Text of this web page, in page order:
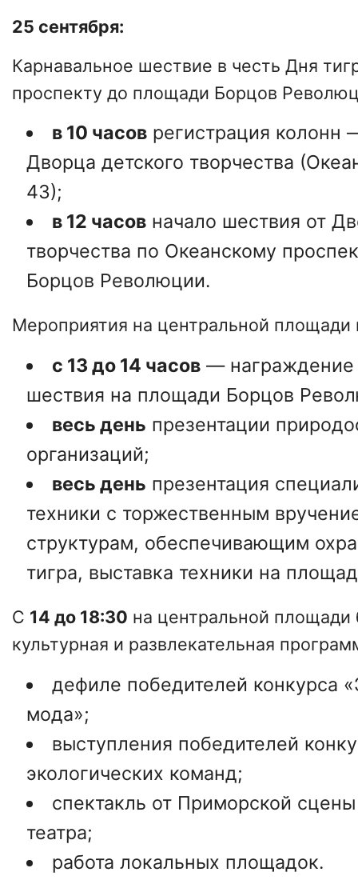
25 сентября:
Карнавальное шествие в честь Дня
проспекту до площади Борцов
в 10 часоврегистрация колонн
Дворца детского творчества
43);
в 12 часовначало шествия от
творчества по Океанскому
Борцов Революции.
Мероприятия на центральной площади
с 13 до 14 часов— награждение
шествия на площади Борцов
весь день презентации
организаций;
весь день презентация
техники с торжественным
структурам, обеспечивающим
тигра, выставка техники на
С 14 до 18:30 на центральной площади
культурная и развлекательная
дефиле победителей конкурса
мода»;
выступления победителей
экологических команд;
спектакль от Приморской
театра;
работа локальных площадок.